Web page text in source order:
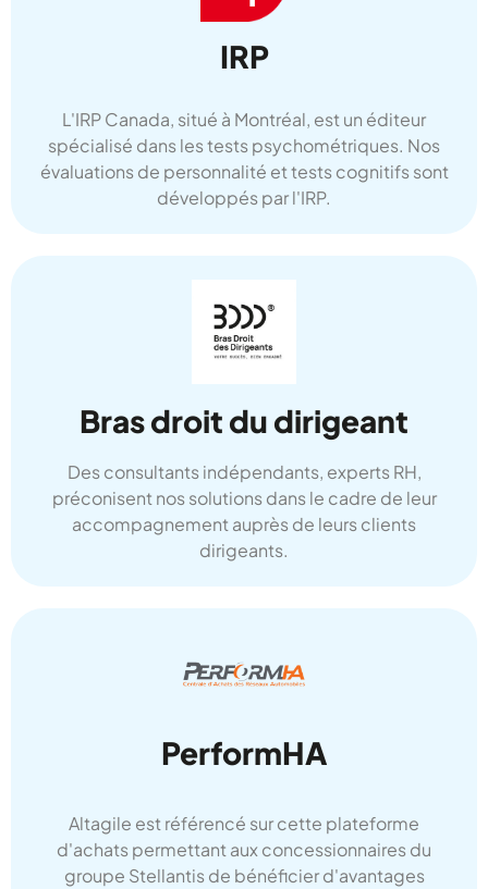
IRP
L'IRP Canada, situé à Montréal, est un éditeur
spécialisé dans les tests psychométriques. Nos
évaluations de personnalité et tests cognitifs sont
développés par l'IRP.
Bras droit du dirigeant
Des consultants indépendants, experts RH,
préconisent nos solutions dans le cadre de leur
accompagnement auprès de leurs clients
dirigeants.
PerformHA
Altagile est référencé sur cette plateforme
d'achats permettant aux concessionnaires du
groupe Stellantis de bénéficier d'avantages